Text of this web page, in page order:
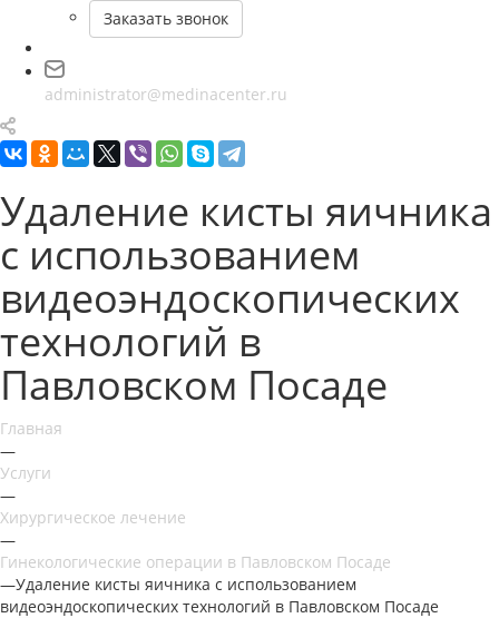
Заказать звонок
administrator@medinacenter.ru
Удаление кисты яичника
с использованием
видеоэндоскопических
технологий в
Павловском Посаде
Главная
—
Услуги
—
Хирургическое лечение
—
Гинекологические операции в Павловском Посаде
—Удаление кисты яичника с использованием
видеоэндоскопических технологий в Павловском Посаде